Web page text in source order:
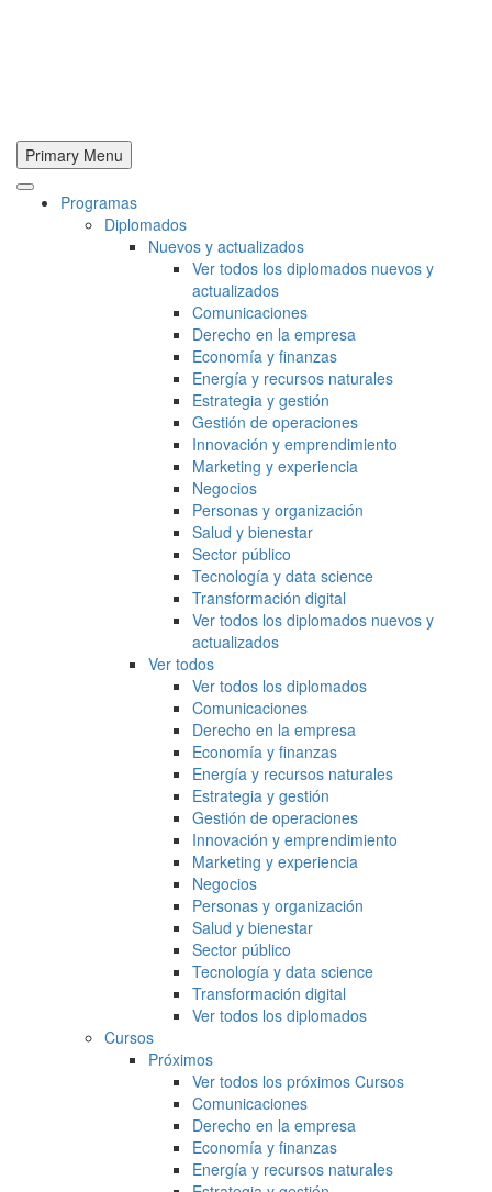
Primary Menu
Programas
Diplomados
Nuevos y actualizados
Ver todos los diplomados nuevos y
actualizados
Comunicaciones
Derecho en la empresa
Economía y finanzas
Energía y recursos naturales
Estrategia y gestión
Gestión de operaciones
Innovación y emprendimiento
Marketing y experiencia
Negocios
Personas y organización
Salud y bienestar
Sector público
Tecnología y data science
Transformación digital
Ver todos los diplomados nuevos y
actualizados
Ver todos
Ver todos los diplomados
Comunicaciones
Derecho en la empresa
Economía y finanzas
Energía y recursos naturales
Estrategia y gestión
Gestión de operaciones
Innovación y emprendimiento
Marketing y experiencia
Negocios
Personas y organización
Salud y bienestar
Sector público
Tecnología y data science
Transformación digital
Ver todos los diplomados
Cursos
Próximos
Ver todos los próximos Cursos
Comunicaciones
Derecho en la empresa
Economía y finanzas
Energía y recursos naturales